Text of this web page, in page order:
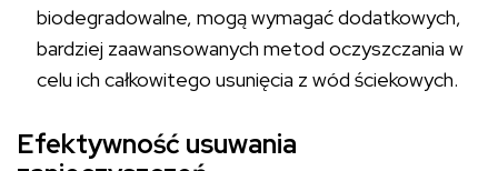
biodegradowalne, mogą wymagać dodatkowych,
bardziej zaawansowanych metod oczyszczania w
celu ich całkowitego usunięcia z wód ściekowych.
Efektywność usuwania